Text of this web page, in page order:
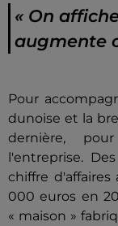
« On
augmente
Pour
dunoise et la
dernière,
l'entreprise.
chiffre
000 euros en
« maison »